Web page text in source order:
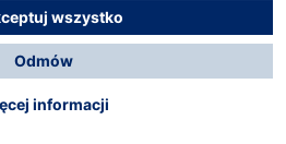
2025
na warunkach opisanych w